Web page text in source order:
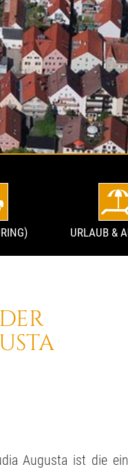
URLAUB &
Augusta ist die